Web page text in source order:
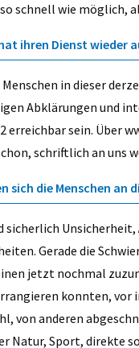
schnell wie möglich,
ihren Dienst wieder
Menschen in dieser
Abklärungen und
erreichbar sein. Über
schriftlich an uns
sich die Menschen an
sicherlich
Gerade die
jetzt nochmal
konnten,
von anderen
Natur, Sport, direkte